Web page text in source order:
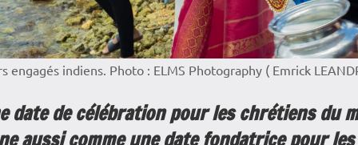
engagés indiens. Photo : ELMS Photography ( Emrick
date de célébration pour les chrétiens du
aussi comme une date fondatrice pour